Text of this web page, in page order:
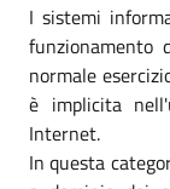
I sistemi
funzionamento
normale
è implicita
Internet.
In questa